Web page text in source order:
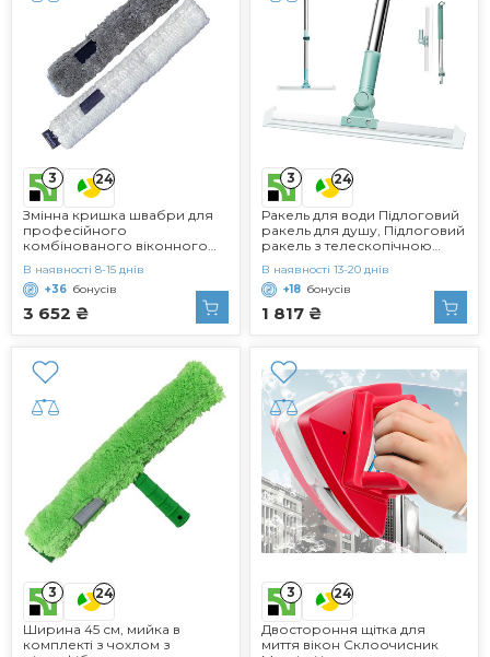
3 24
Змінна кришка швабри для
професійного
комбінованого віконного
рулон для чищення
(35/40см)
3 652 ₴
В наявності 8-15 днів
+36 бонусів
3 24
Ракель для води Підлоговий
ракель для душу, Підлоговий
ракель з телескопічною
для води, Віконний ракель
для дерева, скла, бетону,
плитки Душ, Туалет, 52
1 817 ₴
В наявності 13-20 днів
+18 бонусів
3 24
Ширина 45 см, мийка в
комплекті з чохлом з
3 24
Двостороння щітка для
миття вікон Склоочисник